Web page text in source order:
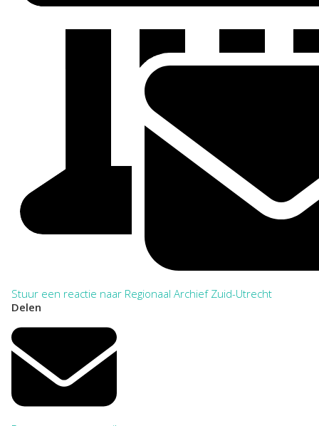
Stuur een reactie naar Regionaal Archief Zuid-Utrecht
Delen